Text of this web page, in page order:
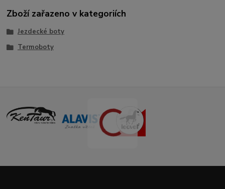
Zboží zařazeno v kategoriích
Jezdecké boty
Termoboty